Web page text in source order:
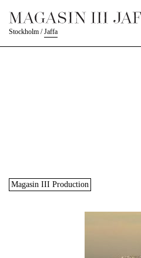
Stockholm /Jaffa
Magasin III Production